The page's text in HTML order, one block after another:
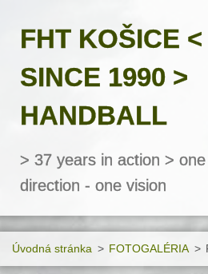
FHT KOŠICE <
SINCE 1990 >
HANDBALL
> 37 years in action >
direction - one vision
Úvodná stránka > FOTOGALÉRIA >